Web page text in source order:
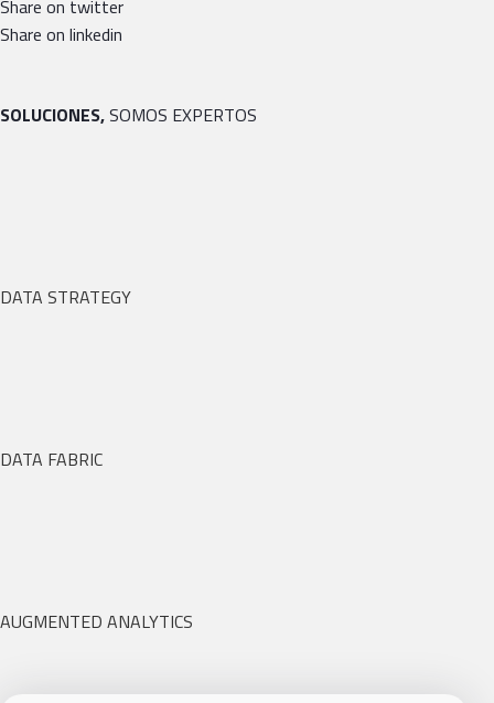
Share on twitter
Share on linkedin
SOLUCIONES,SOMOS EXPERTOS
DATA STRATEGY
DATA FABRIC
AUGMENTED ANALYTICS